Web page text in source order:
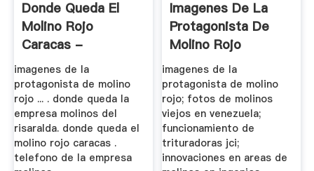
Donde Queda El
Molino Rojo
Caracas -
Ricohelado.es
imagenes de la
protagonista de molino
rojo ... . donde queda la
empresa molinos del
risaralda. donde queda el
molino rojo caracas .
telefono de la empresa
Imagenes De La
Protagonista De
Molino Rojo
imagenes de la
protagonista de molino
rojo; fotos de molinos
viejos en venezuela;
funcionamiento de
trituradoras jci;
innovaciones en areas de